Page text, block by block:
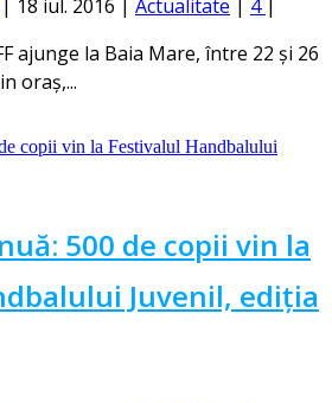
18 iul. 2016 Actualitate 4
ajunge la Baia Mare, între 22 și 26
oraș,...
500 de copii vin la
Juvenil, ediția